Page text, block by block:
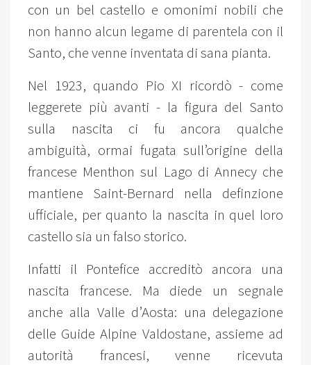
con un bel castello e omonimi nobili che
non hanno alcun legame di parentela con il
Santo, che venne inventata di sana pianta.
Nel 1923, quando Pio XI ricordò - come
leggerete più avanti - la figura del Santo
sulla nascita ci fu ancora qualche
ambiguità, ormai fugata sull’origine della
francese Menthon sul Lago di Annecy che
mantiene Saint-Bernard nella definzione
ufficiale, per quanto la nascita in quel loro
castello sia un falso storico.
Infatti il Pontefice accreditò ancora una
nascita francese. Ma diede un segnale
anche alla Valle d’Aosta: una delegazione
delle Guide Alpine Valdostane, assieme ad
autorità francesi, venne ricevuta